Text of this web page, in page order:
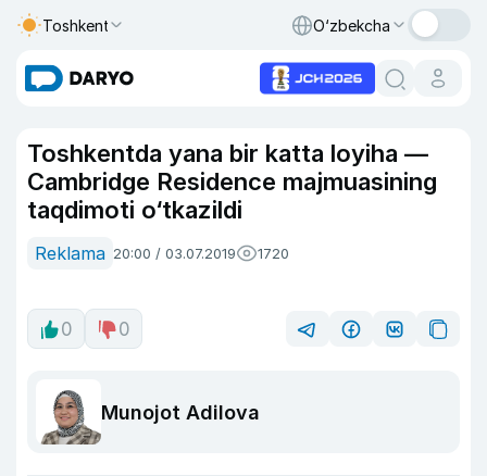
Toshkent O‘zbekcha
Toshkentda yana bir katta loyiha —
Cambridge Residence majmuasining
taqdimoti o‘tkazildi
Reklama 20:00 / 03.07.2019 1720
0 0
Munojot Adilova